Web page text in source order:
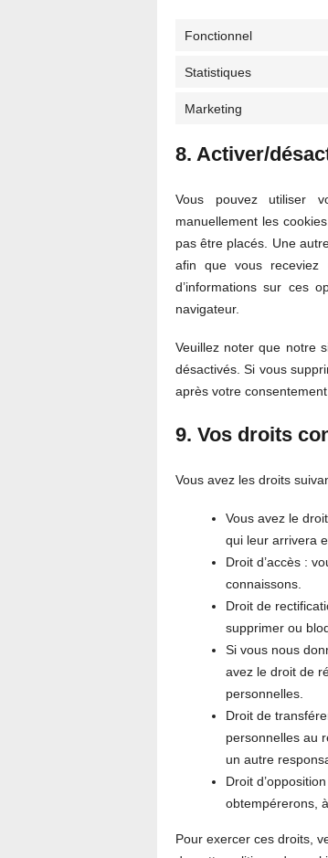
Fonctionnel
Statistiques
Marketing
8. Activer/
Vous pouvez utiliser
manuellement les
pas être placés. Une
afin que vous receviez
d’informations sur ces
navigateur.
Veuillez noter que notre
désactivés. Si vous
après votre
9. Vos droits
Vous avez les droits
Vous avez le
qui leur arrivera
Droit d’accès :
connaissons.
Droit de
supprimer ou
Si vous nous
avez le droit de
personnelles.
Droit de
personnelles au
un autre
Droit
obtempérerons,
Pour exercer ces droits,